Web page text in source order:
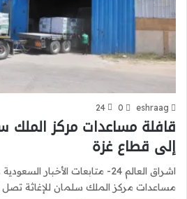
eshraag
0
24
قافلة مساعدات مركز الملك
إلى قطاع غزة
اشراق العالم 24- متابعات الأخبار
مساعدات مركز الملك سلمان للإغاثة